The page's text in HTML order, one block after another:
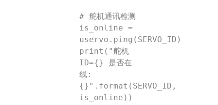
# 舵机通讯检测
is_online =
uservo.ping(SERVO_ID)
print("舵机
ID={} 是否在
线:
{}".format(SERVO_ID,
is_online))